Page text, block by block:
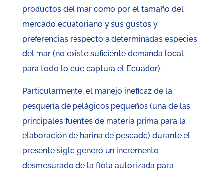
productos del mar como por el tamaño del
mercado ecuatoriano y sus gustos y
preferencias respecto a determinadas especies
del mar (no existe suficiente demanda local
para todo lo que captura el Ecuador).
Particularmente, el manejo ineficaz de la
pesquería de pelágicos pequeños (una de las
principales fuentes de materia prima para la
elaboración de harina de pescado) durante el
presente siglo generó un incremento
desmesurado de la flota autorizada para